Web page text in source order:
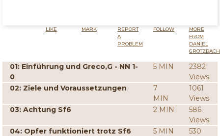
LIKE MARK
REPORT
A
PROBLEM
FOLLOW
MORE
FROM
DANIEL
GRÖTZBACH
01: Einführung und Greco,G - NN 1-
0
5 MIN
2382
Views
02: Ziele und Voraussetzungen
7
MIN
1061
Views
03: Achtung Sf6
2 MIN
586
Views
04: Opfer funktioniert trotz Sf6
5 MIN
530